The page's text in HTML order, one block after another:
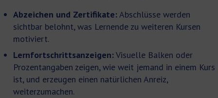
Abzeichen und Zertifikate:Abschlüsse werden
sichtbar belohnt, was Lernende zu weiteren Kursen
motiviert.
Lernfortschrittsanzeigen:Visuelle Balken oder
Prozentangaben zeigen, wie weit jemand in einem Kurs
ist, und erzeugen einen natürlichen Anreiz,
weiterzumachen.